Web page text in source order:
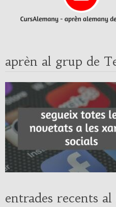
aprèn al grup de
entrades recents al